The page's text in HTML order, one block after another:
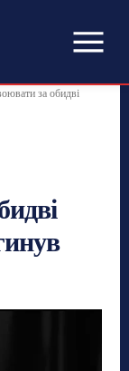
за обидві